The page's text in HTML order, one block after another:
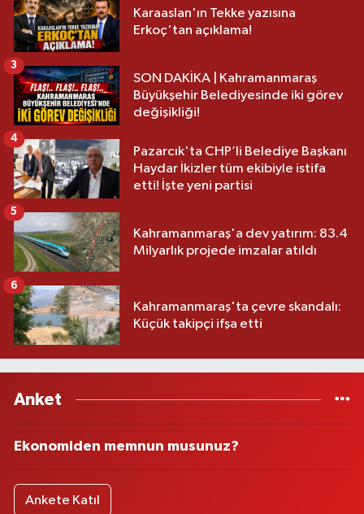
Karaaslan'ın Tekke yazısına
Erkoç'tan açıklama!
SON DAKİKA | Kahramanmaraş
Büyükşehir Belediyesinde iki görev
değişikliği!
3
Pazarcık'ta CHP’li Belediye Başkanı
Haydar İkizler tüm ekibiyle istifa
etti! İşte yeni partisi
4
Kahramanmaraş'a dev yatırım: 83.4
Milyarlık projede imzalar atıldı
5
Kahramanmaraş'ta çevre skandalı:
Küçük takipçi ifşa etti
6
Anket
Ekonomiden memnun musunuz?
Ankete Katıl